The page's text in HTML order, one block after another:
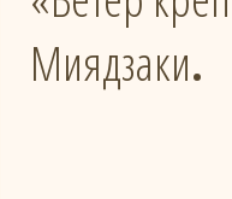
Миядзаки.